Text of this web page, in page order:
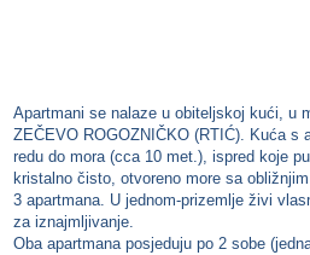
Apartmani se nalaze u obiteljskoj kući, u
ZEČEVO ROGOZNIČKO (RTIĆ). Kuća s
redu do mora (cca 10 met.), ispred koje
kristalno čisto, otvoreno more sa
3 apartmana. U jednom-prizemlje živi
za iznajmljivanje.
Oba apartmana posjeduju po 2 sobe